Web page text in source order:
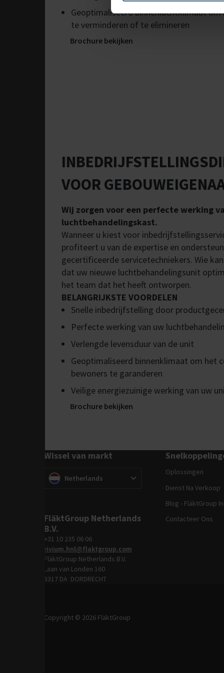
Geoptimaliseerd binnenluchtklimaat om
te verminderen of te elimineren
Brochure bekijken
VOOR
Wij zorgen voor een perfecte werking
luchtbehandelingskast.
Wanneer u kiest voor
profiteert u van de expertise en
gecertificeerde servicetechniekers. Wie
dat uw nieuwe luchtbehandelingsunit
het team dat het heeft ontworpen.
BELANGRIJKSTE VOORDELEN
Snelle inbedrijfstelling door
Perfecte werking van uw
Verlengde levensduur van de unit
Geoptimaliseerd binnenklimaat om het
bewoners te garanderen
Veilige energiezuinige werking van uw
Brochure bekijken
Wissel van markt
Wissel van markt
(Netherlands
FläktGroup Netherlands
B.V.
+31 10 235 06 06
rivium.hnl@flaktgroup.com
FläktGroup Netherlands B.V.
Laan van Londen 160
3317 DA DORDRECHT
Oplossingen
Dienst Na Verkoop
Blog - FläktGroup
Contacteer Ons
Copyright © 2026 FläktGroup